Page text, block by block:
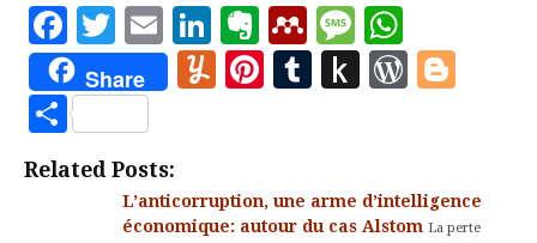
Facebook
Twitter
EmailLinkedIn
Evernote
Mendeley
Message
Share Yummly
Pinterest
Tumblr
Push
Partager
Related Posts:
L’anticorruption, une arme d’intelligence
économique: autour du cas Alstom La perte